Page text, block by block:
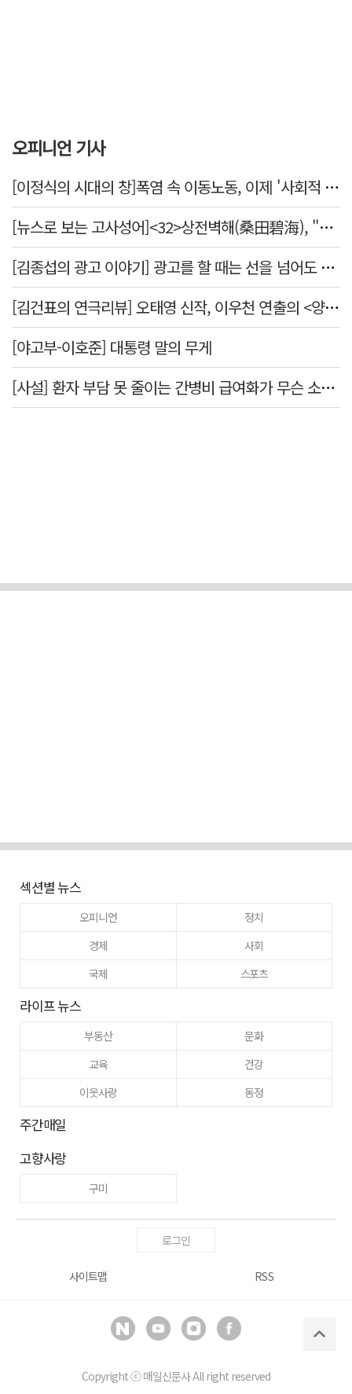
오피니언 기사
[이정식의 시대의 창]폭염 속 이동노동, 이제 '사회적 위험 관리'로 전환할 때
[뉴스로 보는 고사성어]<32>상전벽해(桑田碧海), "뽕나무밭이 푸른 바다가 되었다."
[김종섭의 광고 이야기] 광고를 할 때는 선을 넘어도 좋습니다.
[김건표의 연극리뷰] 오태영 신작, 이우천 연출의 <양은 양순하다>"국민을 온순한 양으로 길들이는 전체주의적 정치의 알레고리"
[야고부-이호준] 대통령 말의 무게
[사설] 환자 부담 못 줄이는 간병비 급여화가 무슨 소용인가
섹션별 뉴스
오피니언
정치
경제
사회
국제
스포츠
라이프 뉴스
부동산
문화
교육
건강
이웃사랑
동정
주간매일
고향사랑
구미
로그인
사이트맵 RSS
Copyright ⓒ매일신문사All right reserved